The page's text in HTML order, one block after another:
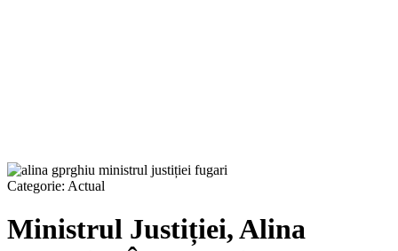
Categorie: Actual
Ministrul Justiției, Alina